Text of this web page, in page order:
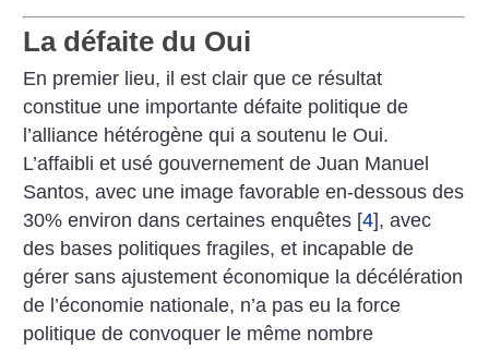
La défaite du Oui
En premier lieu, il est clair que ce résultat
constitue une importante défaite politique de
l’alliance hétérogène qui a soutenu le Oui.
L’affaibli et usé gouvernement de Juan Manuel
Santos, avec une image favorable en-dessous des
30% environ dans certaines enquêtes [4], avec
des bases politiques fragiles, et incapable de
gérer sans ajustement économique la décélération
de l’économie nationale, n’a pas eu la force
politique de convoquer le même nombre